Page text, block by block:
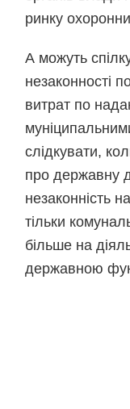
ринку
А можуть
незаконності
витрат по
слідкувати,
про державну
незаконність
тільки
більше на
державною